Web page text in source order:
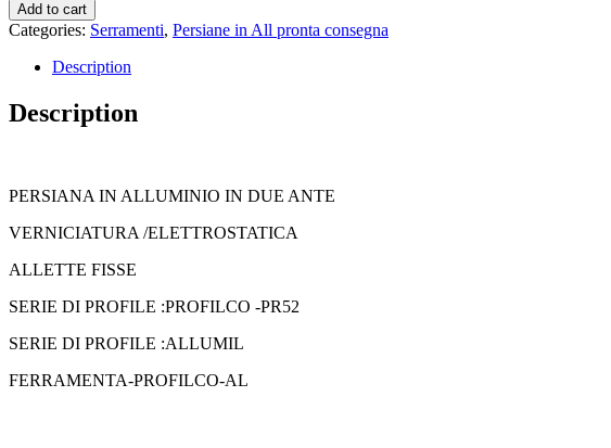
Add to cart
Categories: Serramenti, Persiane in All pronta consegna
Description
Description
PERSIANA IN ALLUMINIO IN DUE ANTE
VERNICIATURA /ELETTROSTATICA
ALLETTE FISSE
SERIE DI PROFILE :PROFILCO -PR52
SERIE DI PROFILE :ALLUMIL
FERRAMENTA-PROFILCO-AL